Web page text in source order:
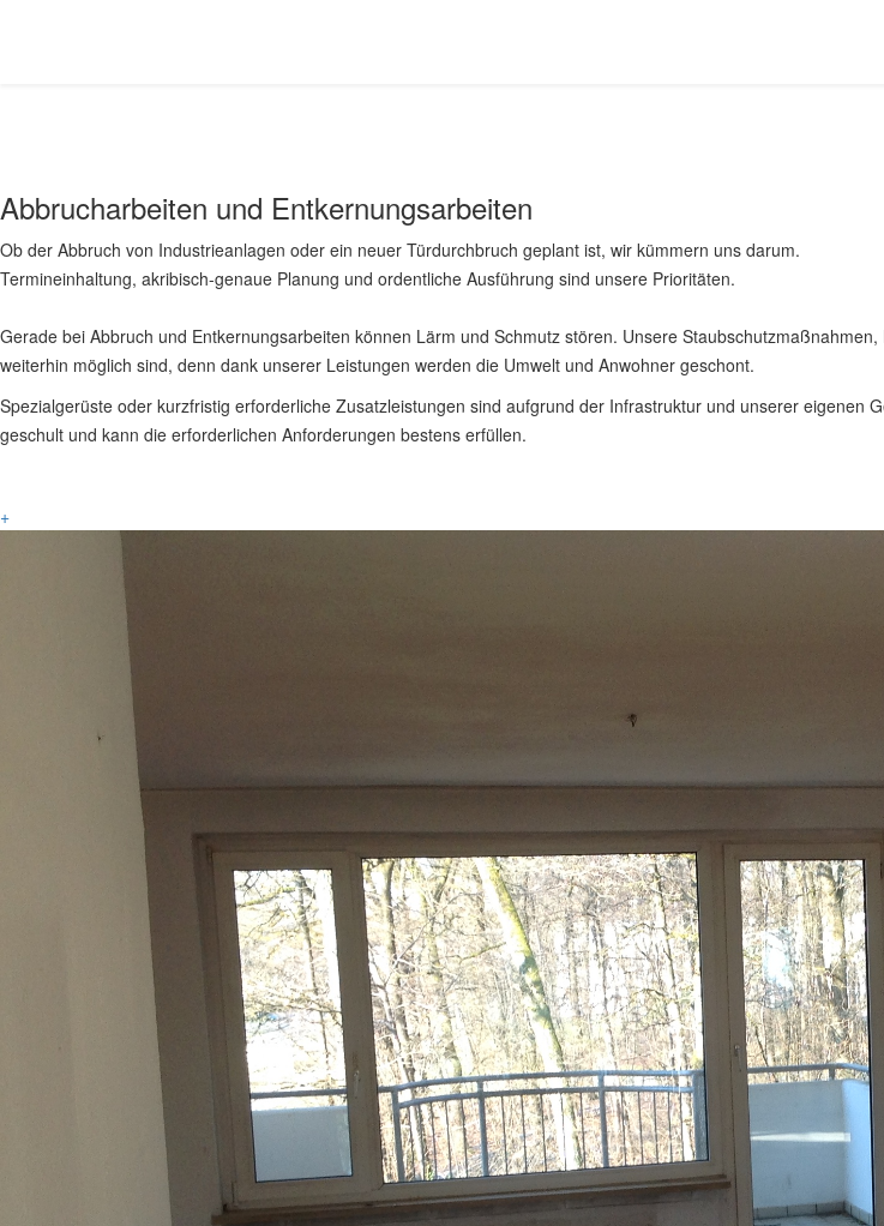
Abbrucharbeiten und Entkernungsarbeiten
Ob der Abbruch von Industrieanlagen oder ein neuer Türdurchbruch geplant ist, wir kümmern uns darum.
Termineinhaltung, akribisch-genaue Planung und ordentliche Ausführung sind unsere Prioritäten.
Gerade bei Abbruch und Entkernungsarbeiten können Lärm und Schmutz stören. Unsere
weiterhin möglich sind, denn dank unserer Leistungen werden die Umwelt und Anwohner geschont.
Spezialgerüste oder kurzfristig erforderliche Zusatzleistungen sind aufgrund der Infrastruktur und unserer eigenen
geschult und kann die erforderlichen Anforderungen bestens erfüllen.
+